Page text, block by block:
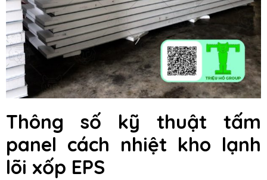
Thông số kỹ thuật tấm
panel cách nhiệt kho lạnh
lõi xốp EPS